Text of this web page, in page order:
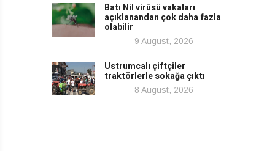
Batı Nil virüsü vakaları
açıklanandan çok daha fazla
olabilir
9 August, 2026
Ustrumcalı çiftçiler
traktörlerle sokağa çıktı
8 August, 2026